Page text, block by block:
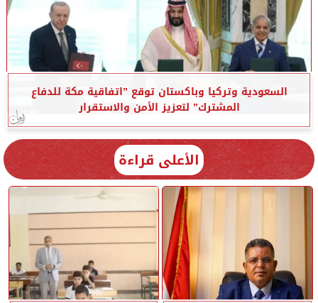
السعودية وتركيا وباكستان توقع ”اتفاقية مكة للدفاع
المشترك” لتعزيز الأمن والاستقرار
الأعلى قراءة